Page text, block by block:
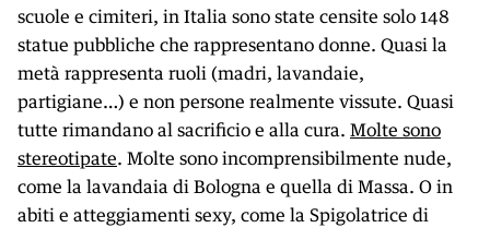
scuole e cimiteri, in Italia sono state censite solo 148
statue pubbliche che rappresentano donne. Quasi la
metà rappresenta ruoli (madri, lavandaie,
partigiane…) e non persone realmente vissute. Quasi
tutte rimandano al sacrificio e alla cura. Molte sono
stereotipate. Molte sono incomprensibilmente nude,
come la lavandaia di Bologna e quella di Massa. O in
abiti e atteggiamenti sexy, come la Spigolatrice di